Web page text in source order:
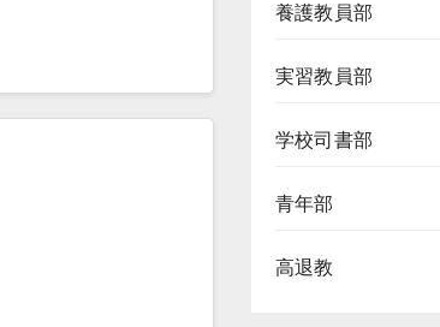
養護教員部
実習教員部
学校司書部
青年部
高退教